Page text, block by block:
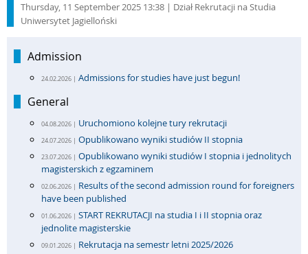
Thursday, 11 September 2025 13:38 | Dział Rekrutacji na Studia
Uniwersytet Jagielloński
Admission
24.02.2026 | Admissions for studies have just begun!
General
04.08.2026 | Uruchomiono kolejne tury rekrutacji
24.07.2026 | Opublikowano wyniki studiów II stopnia
23.07.2026 | Opublikowano wyniki studiów I stopnia i jednolitych
magisterskich z egzaminem
02.06.2026 | Results of the second admission round for foreigners
have been published
01.06.2026 | START REKRUTACJI na studia I i II stopnia oraz
jednolite magisterskie
09.01.2026 | Rekrutacja na semestr letni 2025/2026